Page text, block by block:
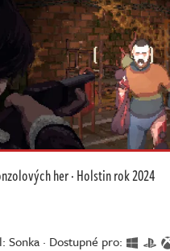
her·Holstinrok 2024
Sonka · Dostupné pro: